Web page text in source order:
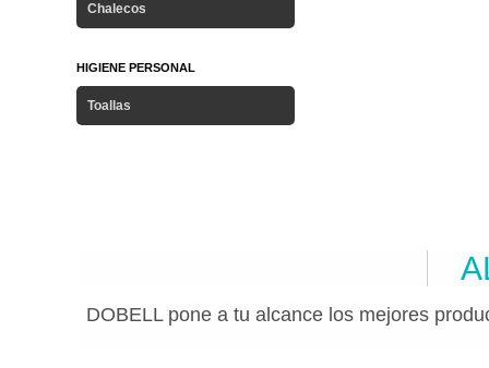
Chalecos
HIGIENE PERSONAL
Toallas
DOBELL pone a tu alcance los mejores